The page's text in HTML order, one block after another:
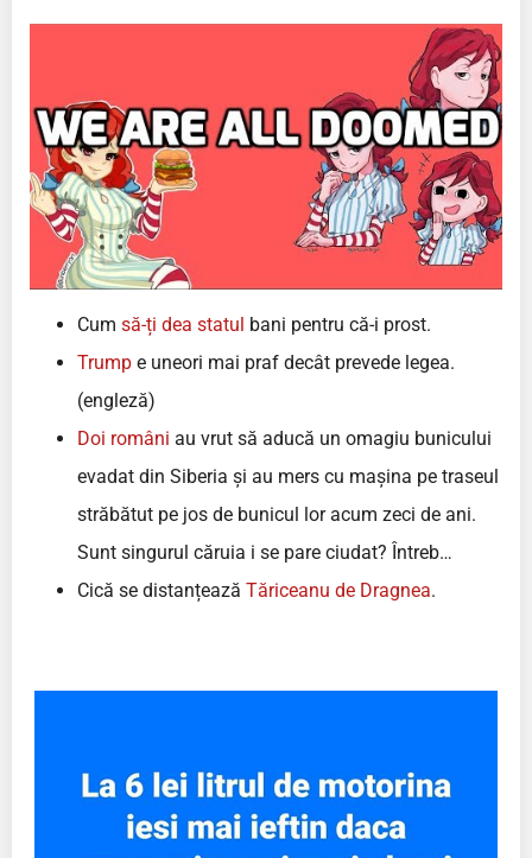
Cum să-ți dea statul bani pentru că-i prost.
Trump e uneori mai praf decât prevede legea.
(engleză)
Doi români au vrut să aducă un omagiu bunicului
evadat din Siberia și au mers cu mașina pe traseul
străbătut pe jos de bunicul lor acum zeci de ani.
Sunt singurul căruia i se pare ciudat? Întreb…
Cică se distanțează Tăriceanu de Dragnea.